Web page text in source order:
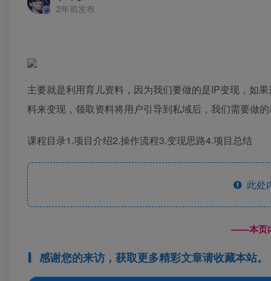
2年前发布
主要就是利用育儿资料，因为我们要做的是IP变现，如
料来变现，领取资料将用户引导到私域后，我们需要做
课程目录1.项目介绍2.操作流程3.变现思路4.项目总结
此处
------本页
感谢您的来访，获取更多精彩文章请收藏本站。